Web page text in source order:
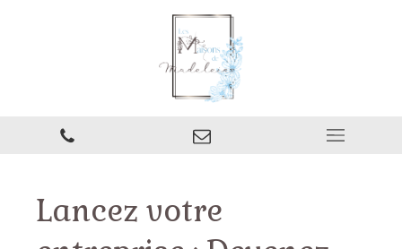
Lancez votre